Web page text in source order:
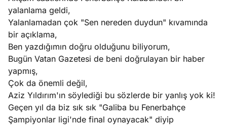
yalanlama geldi,
Yalanlamadan çok "Sen nereden duydun" kıvamında
bir açıklama,
Ben yazdığımın doğru olduğunu biliyorum,
Bugün Vatan Gazetesi de beni doğrulayan bir haber
yapmış,
Çok da önemli değil,
Aziz Yıldırım'ın söylediği bu sözlerde bir yanlış yok ki!
Geçen yıl da biz sık sık "Galiba bu Fenerbahçe
Şampiyonlar ligi'nde final oynayacak" diyip